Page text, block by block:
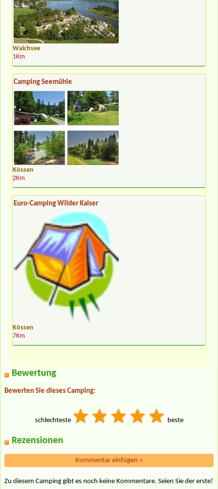
Walchsee
1Km
Camping Seemühle
Kössen
2Km
Euro-Camping Wilder Kaiser
Kössen
7Km
Bewertung
Bewerten Sie dieses Camping:
schlechteste beste
Rezensionen
Kommentar einfügen »
Zu diesem Camping gibt es noch keine Kommentare. Seien Sie der erste!